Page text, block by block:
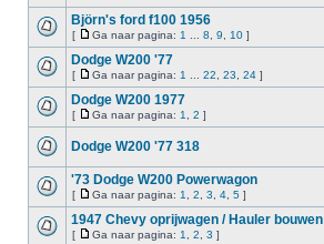
Björn's ford f100 1956
[ Ga naar pagina: 1 8 9 10 ]
Dodge W200 '77
[ Ga naar pagina: 1 22 23 24 ]
Dodge W200 1977
[ Ga naar pagina: 1 2 ]
Dodge W200 '77 318
'73 Dodge W200 Powerwagon
[ Ga naar pagina: 1 2 3 4 5 ]
1947 Chevy oprijwagen / Hauler bouwen
[ Ga naar pagina: 1 2 3 ]